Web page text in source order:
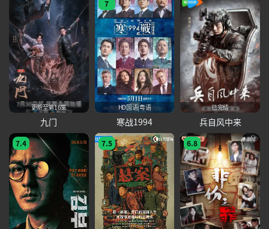
观
看
更新至第16集
九门
7
HD国语|粤语
寒战1994
已完结
兵自风中来
7.4 7.5 6.8